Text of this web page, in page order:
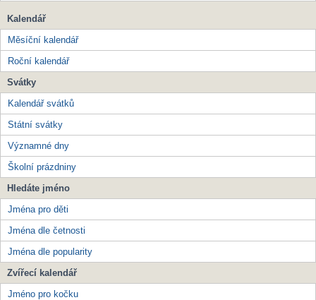
Kalendář
Měsíční kalendář
Roční kalendář
Svátky
Kalendář svátků
Státní svátky
Významné dny
Školní prázdniny
Hledáte jméno
Jména pro děti
Jména dle četnosti
Jména dle popularity
Zvířecí kalendář
Jméno pro kočku